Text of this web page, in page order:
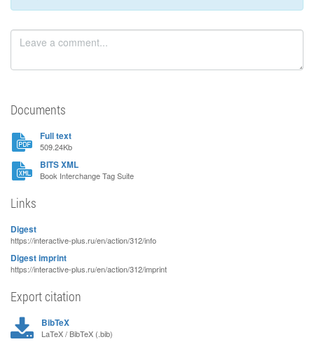
Documents
Full text
509.24Kb
BITS XML
Book Interchange Tag Suite
Links
Digest
https://interactive-plus.ru/en/action/312/info
Digest imprint
https://interactive-plus.ru/en/action/312/imprint
Export citation
BibTeX
LaTeX / BibTeX (.bib)